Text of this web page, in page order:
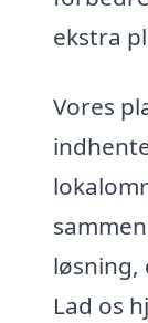
ekstra
Vores
løsning,
Lad os